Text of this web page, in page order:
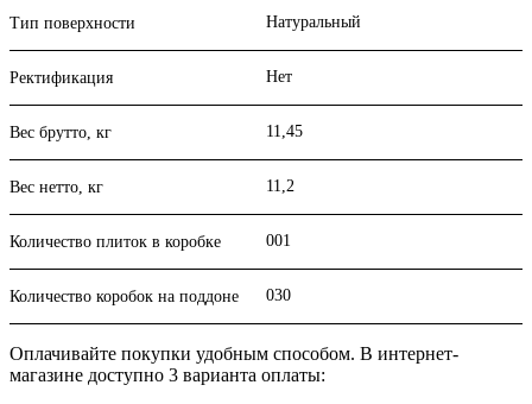
Тип поверхности Натуральный
Ректификация Нет
Вес брутто, кг 11,45
Вес нетто, кг 11,2
Количество плиток в коробке 001
Количество коробок на поддоне 030
Оплачивайте покупки удобным способом. В интернет-
магазине доступно 3 варианта оплаты: